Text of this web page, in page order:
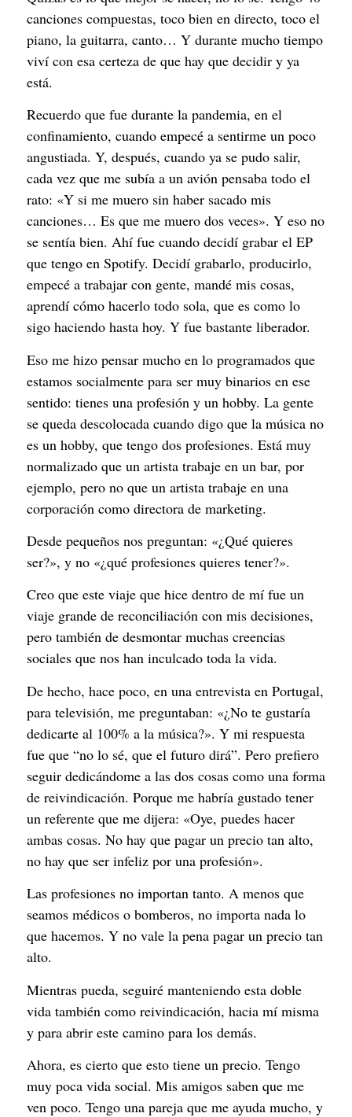
canciones compuestas, toco bien en directo, toco el
piano, la guitarra, canto… Y durante mucho tiempo
viví con esa certeza de que hay que decidir y ya
está.
Recuerdo que fue durante la pandemia, en el
confinamiento, cuando empecé a sentirme un poco
angustiada. Y, después, cuando ya se pudo salir,
cada vez que me subía a un avión pensaba todo el
rato: «Y si me muero sin haber sacado mis
canciones… Es que me muero dos veces». Y eso no
se sentía bien. Ahí fue cuando decidí grabar el EP
que tengo en Spotify. Decidí grabarlo, producirlo,
empecé a trabajar con gente, mandé mis cosas,
aprendí cómo hacerlo todo sola, que es como lo
sigo haciendo hasta hoy. Y fue bastante liberador.
Eso me hizo pensar mucho en lo programados que
estamos socialmente para ser muy binarios en ese
sentido: tienes una profesión y un hobby. La gente
se queda descolocada cuando digo que la música no
es un hobby, que tengo dos profesiones. Está muy
normalizado que un artista trabaje en un bar, por
ejemplo, pero no que un artista trabaje en una
corporación como directora de marketing.
Desde pequeños nos preguntan: «¿Qué quieres
ser?», y no «¿qué profesiones quieres tener?».
Creo que este viaje que hice dentro de mí fue un
viaje grande de reconciliación con mis decisiones,
pero también de desmontar muchas creencias
sociales que nos han inculcado toda la vida.
De hecho, hace poco, en una entrevista en Portugal,
para televisión, me preguntaban: «¿No te gustaría
dedicarte al 100% a la música?». Y mi respuesta
fue que “no lo sé, que el futuro dirá”. Pero prefiero
seguir dedicándome a las dos cosas como una forma
de reivindicación. Porque me habría gustado tener
un referente que me dijera: «Oye, puedes hacer
ambas cosas. No hay que pagar un precio tan alto,
no hay que ser infeliz por una profesión».
Las profesiones no importan tanto. A menos que
seamos médicos o bomberos, no importa nada lo
que hacemos. Y no vale la pena pagar un precio tan
alto.
Mientras pueda, seguiré manteniendo esta doble
vida también como reivindicación, hacia mí misma
y para abrir este camino para los demás.
Ahora, es cierto que esto tiene un precio. Tengo
muy poca vida social. Mis amigos saben que me
ven poco. Tengo una pareja que me ayuda mucho, y